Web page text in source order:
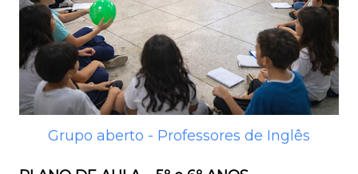
Grupo aberto - Professores de Inglês